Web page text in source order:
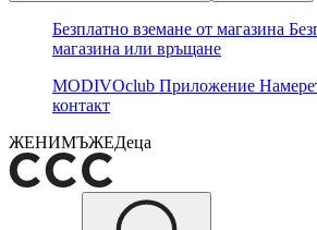
Безплатно вземане от магазина
магазина или връщане
MODIVOclub Приложение
контакт
ЖЕНИМЪЖЕДеца